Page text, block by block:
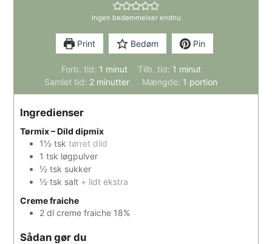
Ingen bedømmelser endnu
Print Bedøm Pin
Forb. tid: 1 minut
minut Tilb. tid: 1 minut
minut
Samlet tid: 2minutter
minutter Mængde: 1 portion
Ingredienser
Tørmix – Dild dipmix
1½ tsk tørret dild
1 tsk løgpulver
½ tsk sukker
½ tsk salt + lidt ekstra
Creme fraiche
2 dl creme fraiche 18%
Sådan gør du